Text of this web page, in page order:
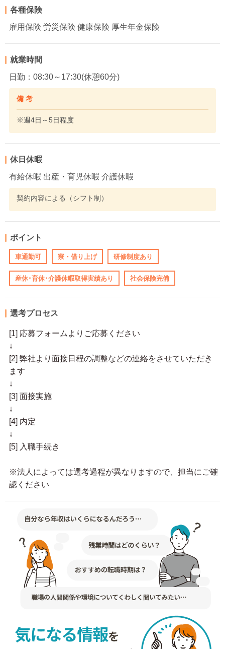
各種保険
雇用保険 労災保険 健康保険 厚生年金保険
就業時間
日勤：08:30～17:30(休憩60分)
備 考
※週4日～5日程度
休日休暇
有給休暇 出産・育児休暇 介護休暇
契約内容による（シフト制）
ポイント
車通勤可 寮・借り上げ 研修制度あり
産休･育休･介護休暇取得実績あり 社会保険完備
選考プロセス
[1] 応募フォームよりご応募ください
↓
[2] 弊社より面接日程の調整などの連絡をさせていただき
ます
↓
[3] 面接実施
↓
[4] 内定
↓
[5] 入職手続き
※法人によっては選考過程が異なりますので、担当にご確
認ください